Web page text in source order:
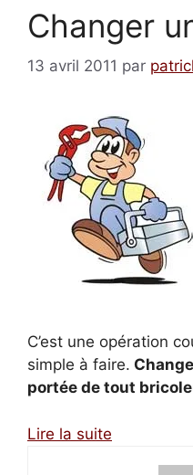
Changer
13 avril 2011 par
C’est une opération
simple à faire.
portée de tout
Lire la suite